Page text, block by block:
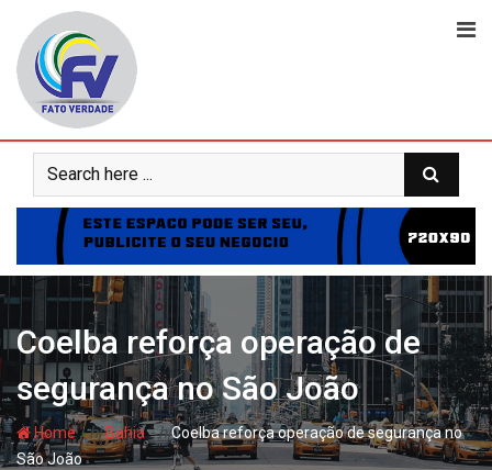
content
Coelba reforça operação de
segurança no São João
Home- hjBahia- hjCoelba reforça operação de segurança no
São João